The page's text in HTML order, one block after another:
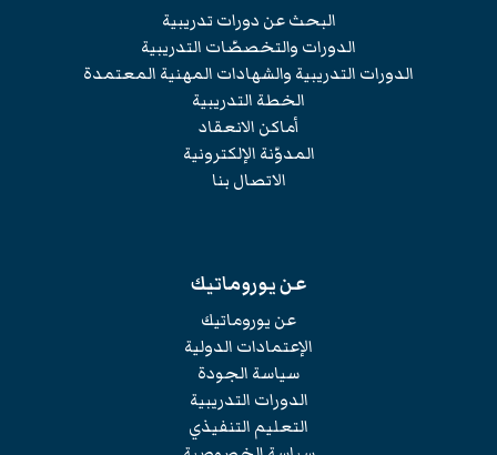
البحث عن دورات تدريبية
الدورات والتخصصّات التدريبية
الدورات التدريبية والشهادات المهنية المعتمدة
الخطة التدريبية
أماكن الانعقاد
المدوّنة الإلكترونية
الاتصال بنا
عن يوروماتيك
عن يوروماتيك
الإعتمادات الدولية
سياسة الجودة
الدورات التدريبية
التعليم التنفيذي